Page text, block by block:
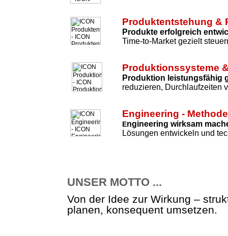
Produktentstehung &
Produkte erfolgreich
Time-to-Market gezielt
Produktionssysteme
Produktion leistungsfähig
reduzieren, Durchlaufzeiten
Engineering -
Engineering wirksam
Lösungen entwickeln und
UNSER MOTTO ...
Von der Idee zur Wirkung –
planen, konsequent umsetzen.